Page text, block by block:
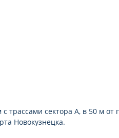
трассами сектора А, в 50 м от
Новокузнецка.